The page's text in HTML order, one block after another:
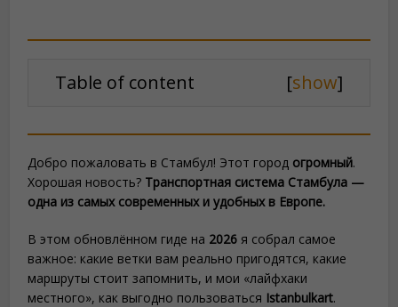
Table of content [show]
Добро пожаловать в Стамбул! Этот город огромный.
Хорошая новость? Транспортная система Стамбула —
одна из самых современных и удобных в Европе.
В этом обновлённом гиде на 2026 я собрал самое
важное: какие ветки вам реально пригодятся, какие
маршруты стоит запомнить, и мои «лайфхаки
местного», как выгодно пользоваться Istanbulkart.